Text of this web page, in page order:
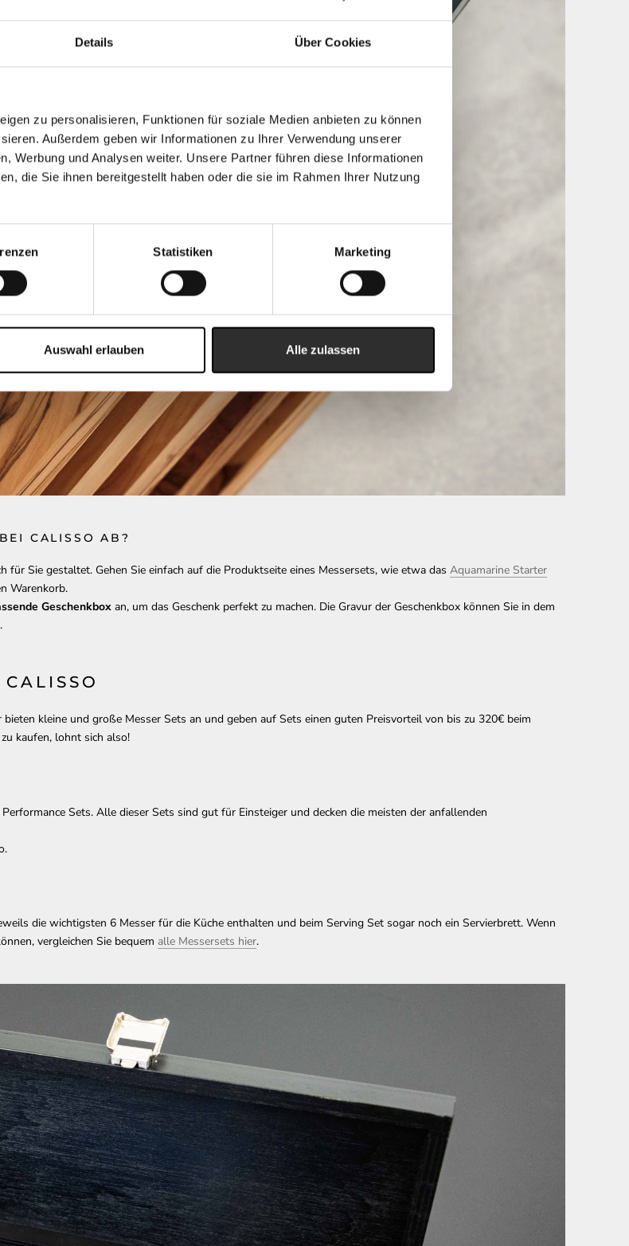
Details Über Cookies
zu personalisieren, Funktionen für soziale Medien anbieten zu können
Außerdem geben wir Informationen zu Ihrer Verwendung unserer
Werbung und Analysen weiter. Unsere Partner führen diese Informationen
die Sie ihnen bereitgestellt haben oder die sie im Rahmen Ihrer Nutzung
Statistiken Marketing
Auswahl erlauben Alle zulassen
CALISSO AB?
Sie gestaltet. Gehen Sie einfach auf die Produktseite eines Messersets, wie etwa das Aquamarine Starter
Warenkorb.
Geschenkbox an, um das Geschenk perfekt zu machen. Die Gravur der Geschenkbox können Sie in dem
kleine und große Messer Sets an und geben auf Sets einen guten Preisvorteil von bis zu 320€ beim
kaufen, lohnt sich also!
Sets. Alle dieser Sets sind gut für Einsteiger und decken die meisten der anfallenden
die wichtigsten 6 Messer für die Küche enthalten und beim Serving Set sogar noch ein Servierbrett. Wenn
vergleichen Sie bequem alle Messersets hier.